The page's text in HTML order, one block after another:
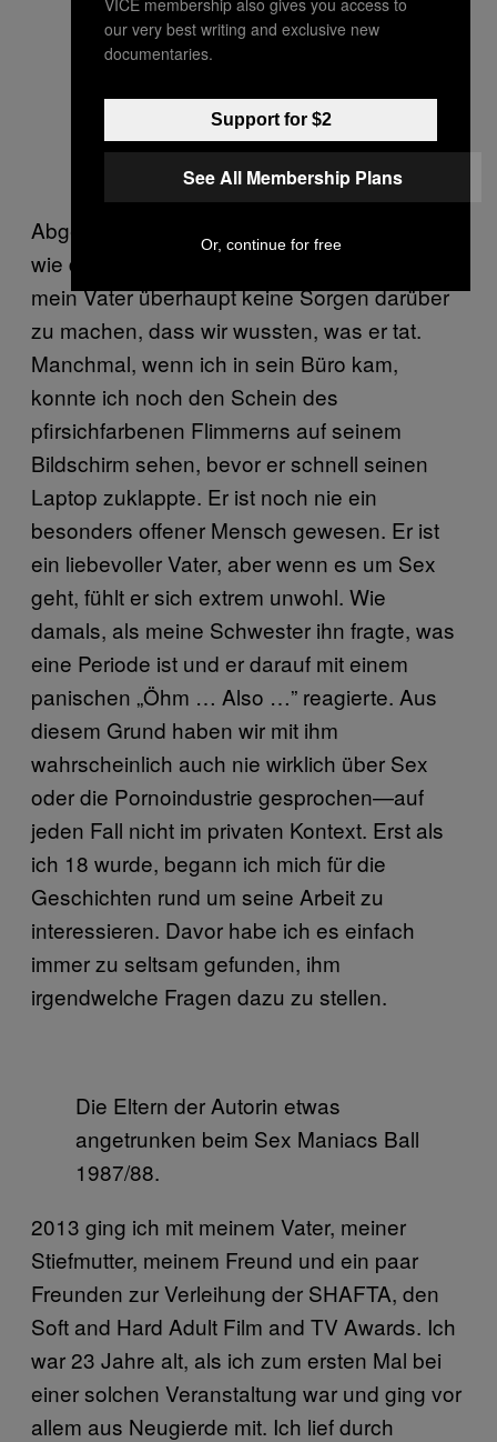
Abgesehen von einzelnen Zwischenfällen
wie die Sache mit der Playstation schien sich
mein Vater überhaupt keine Sorgen darüber
zu machen, dass wir wussten, was er tat.
Manchmal, wenn ich in sein Büro kam,
konnte ich noch den Schein des
pfirsichfarbenen Flimmerns auf seinem
Bildschirm sehen, bevor er schnell seinen
Laptop zuklappte. Er ist noch nie ein
besonders offener Mensch gewesen. Er ist
ein liebevoller Vater, aber wenn es um Sex
geht, fühlt er sich extrem unwohl. Wie
damals, als meine Schwester ihn fragte, was
eine Periode ist und er darauf mit einem
panischen „Öhm … Also …” reagierte. Aus
diesem Grund haben wir mit ihm
wahrscheinlich auch nie wirklich über Sex
oder die Pornoindustrie gesprochen—auf
jeden Fall nicht im privaten Kontext. Erst als
ich 18 wurde, begann ich mich für die
Geschichten rund um seine Arbeit zu
interessieren. Davor habe ich es einfach
immer zu seltsam gefunden, ihm
irgendwelche Fragen dazu zu stellen.
Die Eltern der Autorin etwas
angetrunken beim Sex Maniacs Ball
1987/88.
2013 ging ich mit meinem Vater, meiner
Stiefmutter, meinem Freund und ein paar
Freunden zur Verleihung der SHAFTA, den
Soft and Hard Adult Film and TV Awards. Ich
war 23 Jahre alt, als ich zum ersten Mal bei
einer solchen Veranstaltung war und ging vor
allem aus Neugierde mit. Ich lief durch
our very best writing and exclusive new
documentaries.
Support for $2
See All Membership Plans
Or, continue for free